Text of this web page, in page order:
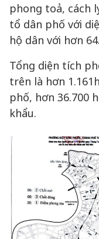
phong toả, cách
tổ dân phố với
hộ dân với hơn
Tổng diện tích
trên là hơn
phố, hơn 36.700
khẩu.